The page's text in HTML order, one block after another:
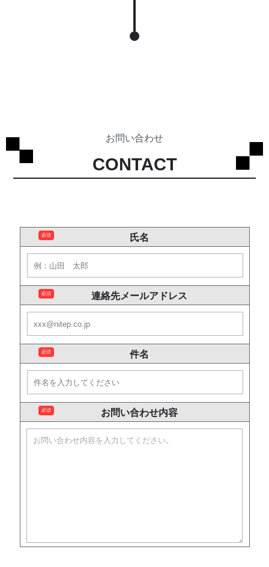
お問い合わせ
CONTACT
氏名
必須
連絡先メールアドレス
必須
件名
必須
お問い合わせ内容
必須